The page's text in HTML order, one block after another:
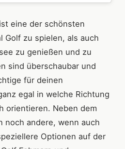
eine der schönsten
Golf zu spielen, als auch
zu genießen und zu
sind überschaubar und
für deinen
egal in welche Richtung
orientieren. Neben dem
noch andere, wenn auch
Optionen auf der